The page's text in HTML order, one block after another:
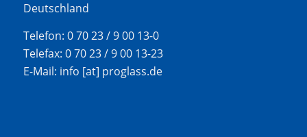
Deutschland
Telefon: 0 70 23 / 9 00 13-0
Telefax: 0 70 23 / 9 00 13-23
E-Mail: info [at] proglass.de